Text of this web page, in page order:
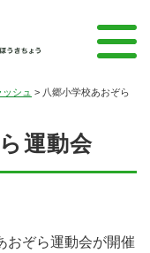
シュ > 八郷小学校あおぞら
運動会
ぞら運動会が開催